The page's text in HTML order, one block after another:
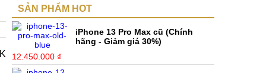
SẢN PHẨM HOT
iPhone 13 Pro Max cũ (Chính
hãng - Giảm giá 30%)
12.450.000 ₫